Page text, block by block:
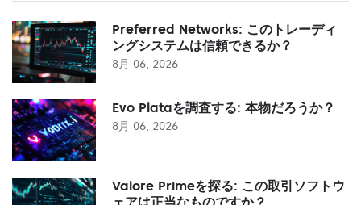
Preferred Networks: このトレーディ
ングシステムは信頼できるか？
8月 06, 2026
Evo Plataを調査する: 本物だろうか？
8月 06, 2026
Valore Primeを探る: この取引ソフトウ
ェアは正当なものですか？